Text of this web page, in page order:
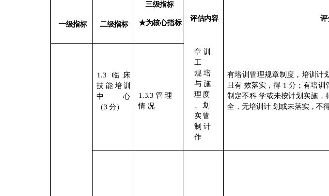
评估内容 评
一级指标 二级指标
三级指标
★为核心指标
1.3
临床
技 能 培 训
中
心
（3 分）
1.3.3 管 理
情 况
章 训
工
规 培
与 施
理 度
划
实 管
制 计
作
有培训管理规章制度，培训计
且有 效落实，得 1 分；有培训
制定不科 学或未按计划实施，
全，无培训计 划或未落实，不